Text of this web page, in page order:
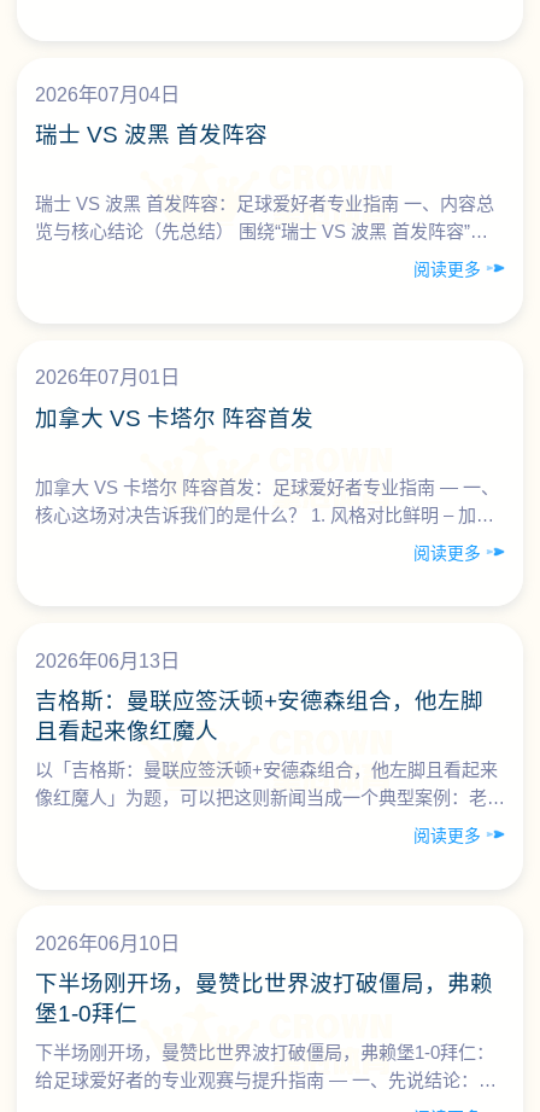
2026年07月04日
瑞士 VS 波黑 首发阵容
瑞士 VS 波黑 首发阵容：足球爱好者专业指南 一、内容总
览与核心结论（先总结） 围绕“瑞士 VS 波黑 首发阵容”的
分析，本指南主要帮助足球爱好者从阵容层面理解两队的
阅读更多
2026年07月01日
加拿大 VS 卡塔尔 阵容首发
加拿大 VS 卡塔尔 阵容首发：足球爱好者专业指南 — 一、
核心这场对决告诉我们的是什么？ 1. 风格对比鲜明 – 加拿
阅读更多
2026年06月13日
吉格斯：曼联应签沃顿+安德森组合，他左脚
且看起来像红魔人
以「吉格斯：曼联应签沃顿+安德森组合，他左脚且看起来
像红魔人」为题，可以把这则新闻当成一个典型案例：老一
代名宿如何看待新生代天才，以及作为球迷/足球爱好者，
阅读更多
2026年06月10日
下半场刚开场，曼赞比世界波打破僵局，弗赖
堡1-0拜仁
下半场刚开场，曼赞比世界波打破僵局，弗赖堡1-0拜仁：
给足球爱好者的专业观赛与提升指南 — 一、先说结论：这